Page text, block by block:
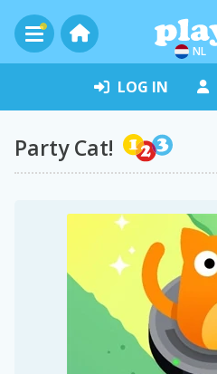
NL
LOG IN
Party Cat!